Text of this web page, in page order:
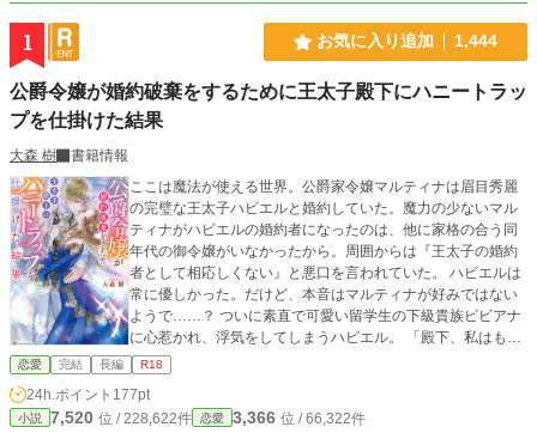
1 お気に入り追加 1,444
公爵令嬢が婚約破棄をするために王太子殿下にハニートラッ
プを仕掛けた結果
大森 樹
書籍情報
ここは魔法が使える世界。公爵家令嬢マルティナは眉目秀麗
の完璧な王太子ハビエルと婚約していた。魔力の少ないマル
ティナがハビエルの婚約者になったのは、他に家格の合う同
年代の御令嬢がいなかったから。周囲からは『王太子の婚約
者として相応しくない』と悪口を言われていた。 ハビエルは
常に優しかった。だけど、本音はマルティナが好みではない
ようで……？ ついに素直で可愛い留学生の下級貴族ビビアナ
に心惹かれ、浮気をしてしまうハビエル。 「殿下、私はもう
あなた様の顔も見たくありません」 マルティナとハビエルの
運命は⁉︎ ★番外編を2/6〜から追加しています。秘密のデート
編をどうしても書きたくなりました。 ※どんな形であれ最後
はハッピーエンドにします。 ※小説家になろうに一話完結で
恋愛 完結 長編 R18
24h.ポイント 177pt
小説 7,520 位 / 228,622件 恋愛 3,366 位 / 66,322件